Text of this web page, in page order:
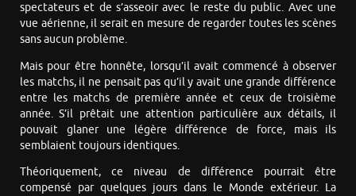
spectateurs et de s’asseoir avec le reste du public. Avec une
vue aérienne, il serait en mesure de regarder toutes les scènes
sans aucun problème.
Mais pour être honnête, lorsqu’il avait commencé à observer
les matchs, il ne pensait pas qu’il y avait une grande différence
entre les matchs de première année et ceux de troisième
année. S’il prêtait une attention particulière aux détails, il
pouvait glaner une légère différence de force, mais ils
semblaient toujours identiques.
Théoriquement, ce niveau de différence pourrait être
compensé par quelques jours dans le Monde extérieur. La